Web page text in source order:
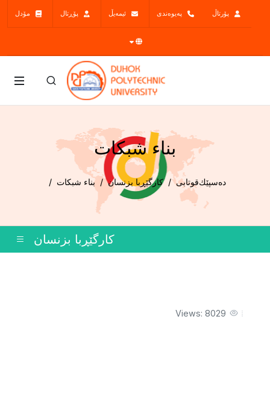
پۆرتاڵ پەیوەندی ئیمەیڵ پۆڕتال مۆدل
بناء شبكات
دەسپێكقوتابی کارگێڕبا بزنسان بناء شبكات
کارگێڕبا بزنسان
Views: 8029